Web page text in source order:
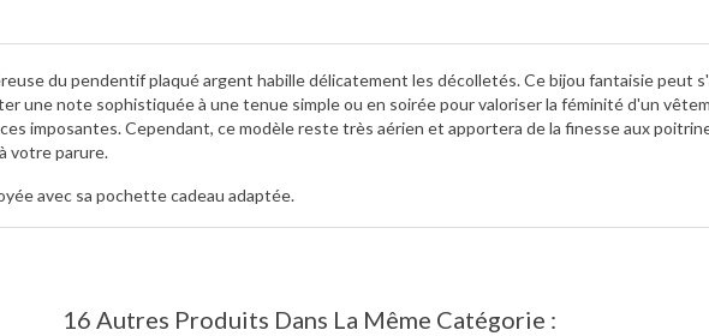
du pendentif plaqué argent habille délicatement les décolletés. Ce bijou fantaisie peut
une note sophistiquée à une tenue simple ou en soirée pour valoriser la féminité d'un
imposantes. Cependant, ce modèle reste très aérien et apportera de la finesse aux
votre parure.
avec sa pochette cadeau adaptée.
16 Autres Produits Dans La Même Catégorie :